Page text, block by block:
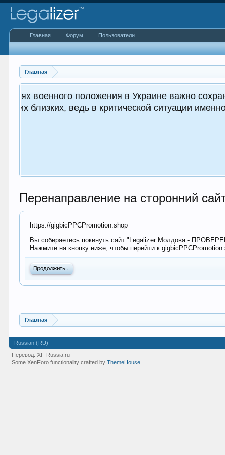
Главная
для вас, так и
Перенаправление на сторонний
https://gigbicPPCPromotion.shop
Вы собираетесь покинуть сайт "Legalizer Молдова -
Нажмите на кнопку ниже, чтобы перейти к
Продолжить...
Главная
Главная Форум Пользователи
Russian (RU)
Перевод:XF-Russia.ru
Some XenForo functionality crafted byThemeHouse